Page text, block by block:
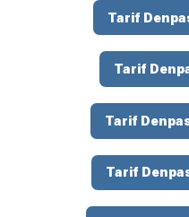
Tarif
Tarif
Tarif
Tarif